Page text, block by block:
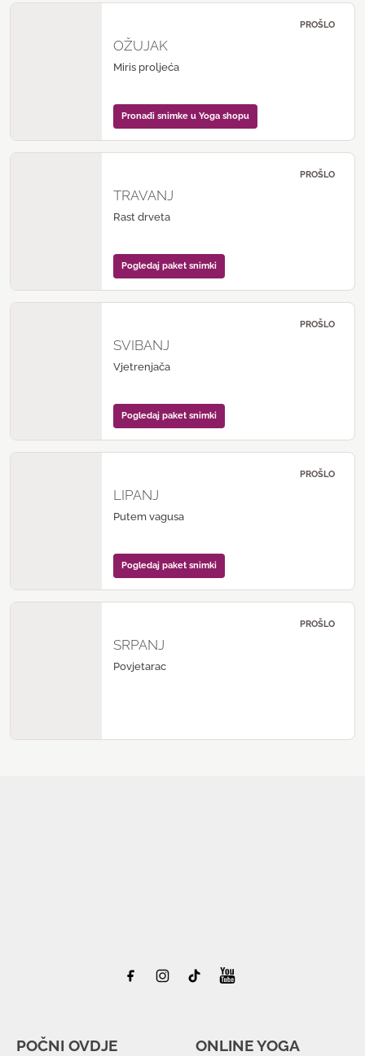
PROŠLO
OŽUJAK
Miris proljeća
Pronađi snimke u Yoga shopu
PROŠLO
TRAVANJ
Rast drveta
Pogledaj paket snimki
PROŠLO
SVIBANJ
Vjetrenjača
Pogledaj paket snimki
PROŠLO
LIPANJ
Putem vagusa
Pogledaj paket snimki
PROŠLO
SRPANJ
Povjetarac
POČNI OVDJE ONLINE YOGA